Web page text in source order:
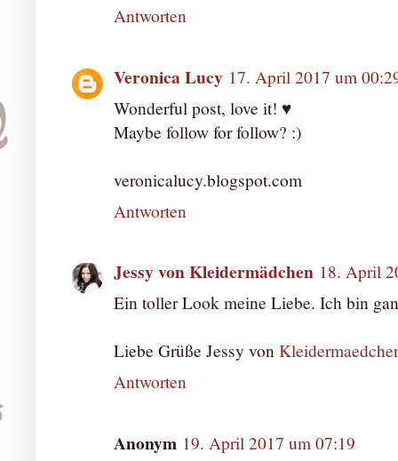
Antworten
Veronica Lucy 17. April 2017 um
Wonderful post, love it! ♥
Maybe follow for follow? :)
veronicalucy.blogspot.com
Antworten
Jessy von Kleidermädchen 18. April
Ein toller Look meine Liebe. Ich bin
Liebe Grüße Jessy von
Antworten
Anonym 19. April 2017 um 07:19